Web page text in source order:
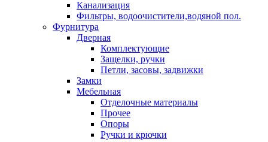
Канализация
Фильтры, водоочистители,водяной пол.
Фурнитура
Дверная
Комплектующие
Защелки, ручки
Петли, засовы, задвижки
Замки
Мебельная
Отделочные материалы
Прочее
Опоры
Ручки и крючки